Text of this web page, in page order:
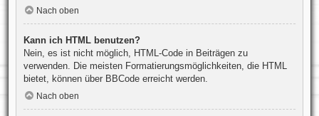
Nach oben
Kann ich HTML benutzen?
Nein, es ist nicht möglich, HTML-Code in Beiträgen zu
verwenden. Die meisten Formatierungsmöglichkeiten, die HTML
bietet, können über BBCode erreicht werden.
Nach oben